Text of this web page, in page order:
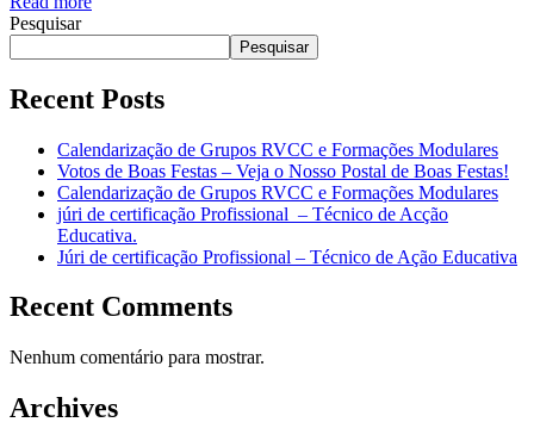
Pesquisar
Pesquisar
Recent Posts
Calendarização de Grupos RVCC e Formações Modulares
Votos de Boas Festas – Veja o Nosso Postal de Boas Festas!
Calendarização de Grupos RVCC e Formações Modulares
júri de certificação Profissional – Técnico de Acção
Educativa.
Júri de certificação Profissional – Técnico de Ação Educativa
Recent Comments
Nenhum comentário para mostrar.
Archives